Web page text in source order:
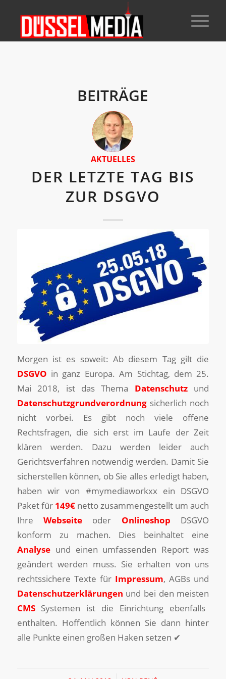
BEITRÄGE
AKTUELLES
DER LETZTE TAG BIS
ZUR DSGVO
Morgen ist es soweit: Ab diesem Tag gilt die
DSGVO in ganz Europa. Am Stichtag, dem 25.
Mai 2018, ist das Thema Datenschutzund
Datenschutzgrundverordnungsicherlich noch
nicht vorbei. Es gibt noch viele offene
Rechtsfragen, die sich erst im Laufe der Zeit
klären werden. Dazu werden leider auch
Gerichtsverfahren notwendig werden. Damit Sie
sicherstellen können, ob Sie alles erledigt haben,
haben wir von #mymediaworkxx ein DSGVO
Paket für 149€netto zusammengestellt um auch
IhreWebseite oder Onlineshop DSGVO
konform zu machen. Dies beinhaltet eine
Analyseund einen umfassenden Report was
geändert werden muss. Sie erhalten von uns
rechtssichere Texte für Impressum, AGBs und
Datenschutzerklärungen und bei den meisten
CMS Systemen ist die Einrichtung ebenfalls
enthalten. Hoffentlich können Sie dann hinter
alle Punkte einen großen Haken setzen ✔